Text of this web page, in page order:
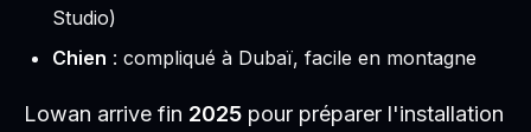
Studio)
Chien : compliqué à Dubaï, facile en montagne
Lowan arrive fin 2025 pour préparer l'installation